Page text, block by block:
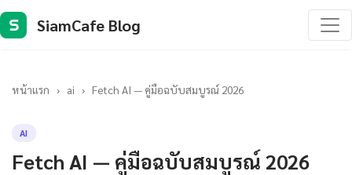
S SiamCafe Blog
หน้าแรก › ai › Fetch AI — คู่มือฉบับสมบูรณ์ 2026
AI
Fetch AI — คู่มือฉบับสมบูรณ์ 2026